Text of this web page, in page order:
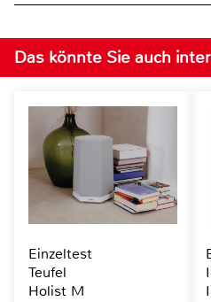
Das könnte Sie auch
Einzeltest
Teufel
Holist M